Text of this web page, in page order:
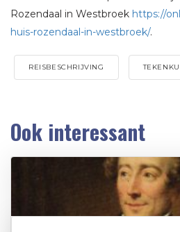
Rozendaal in Westbroek https://
huis-rozendaal-in-westbroek/.
REISBESCHRIJVING
Ook interessant